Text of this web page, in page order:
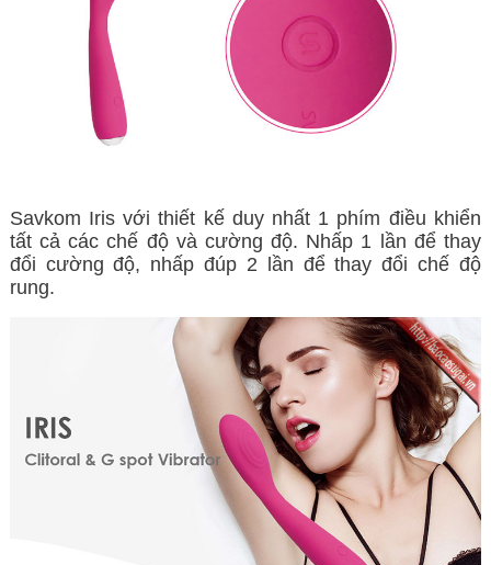
Savkom Iris với thiết kế duy nhất 1 phím điều khiển
tất cả các chế độ và cường độ. Nhấp 1 lần để thay
đổi cường độ, nhấp đúp 2 lần để thay đổi chế độ
rung.